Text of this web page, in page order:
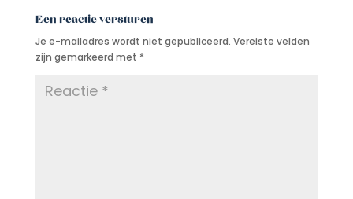
Een reactie versturen
Je e-mailadres wordt niet gepubliceerd. Vereiste velden
zijn gemarkeerd met *